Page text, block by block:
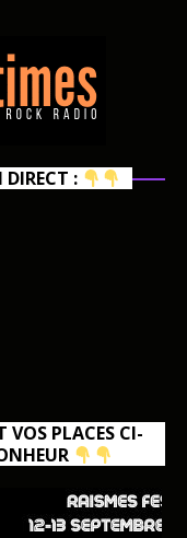
DIRECT :
VOS PLACES CI-